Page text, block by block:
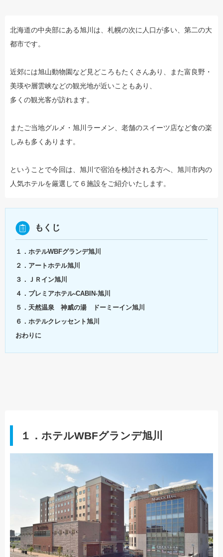
北海道の中央部にある旭川は、札幌の次に人口が多い、第二の大
都市です。
近郊には旭山動物園など見どころもたくさんあり、また富良野・
美瑛や層雲峡などの観光地が近いこともあり、
多くの観光客が訪れます。
またご当地グルメ・旭川ラーメン、老舗のスイーツ店など食の楽
しみも多くあります。
ということで今回は、旭川で宿泊を検討される方へ、旭川市内の
人気ホテルを厳選して６施設をご紹介いたします。
もくじ
１．ホテルWBFグランデ旭川
２．アートホテル旭川
３．ＪＲイン旭川
４．プレミアホテル-CABIN-旭川
５．天然温泉 神威の湯 ドーミーイン旭川
６．ホテルクレッセント旭川
おわりに
１．ホテルWBFグランデ旭川